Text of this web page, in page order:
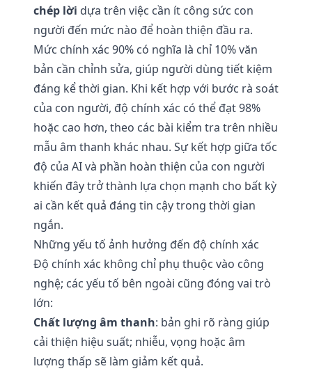
chép lời dựa trên việc cần ít công sức con
người đến mức nào để hoàn thiện đầu ra.
Mức chính xác 90% có nghĩa là chỉ 10% văn
bản cần chỉnh sửa, giúp người dùng tiết kiệm
đáng kể thời gian. Khi kết hợp với bước rà soát
của con người, độ chính xác có thể đạt 98%
hoặc cao hơn, theo các bài kiểm tra trên nhiều
mẫu âm thanh khác nhau. Sự kết hợp giữa tốc
độ của AI và phần hoàn thiện của con người
khiến đây trở thành lựa chọn mạnh cho bất kỳ
ai cần kết quả đáng tin cậy trong thời gian
ngắn.
Những yếu tố ảnh hưởng đến độ chính xác
Độ chính xác không chỉ phụ thuộc vào công
nghệ; các yếu tố bên ngoài cũng đóng vai trò
lớn:
Chất lượng âm thanh: bản ghi rõ ràng giúp
cải thiện hiệu suất; nhiễu, vọng hoặc âm
lượng thấp sẽ làm giảm kết quả.